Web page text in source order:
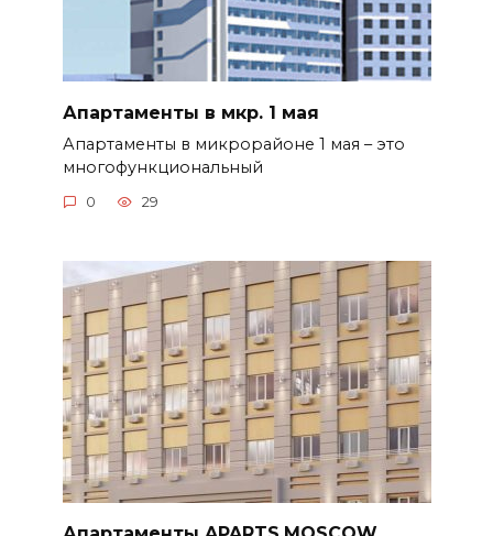
Апартаменты в мкр. 1 мая
Апартаменты в микрорайоне 1 мая – это
многофункциональный
0 29